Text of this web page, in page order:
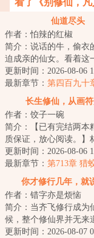
看了《别修仙，
仙道尽头
作者：怕辣的红椒
简介：说话的牛，偷衣
迫成亲的仙女。看着这
刚穿越过来的江满感觉
悉。...
更新时间：2026-08-06
最新章节： 第四百九十
州之主的召唤
长生修仙，从画
作者：饺子一碗
简介：【已有完结两本
质保证，放心阅读。】
越仙侠世界，成为一名
的散修。苦修二...
更新时间：2026-08-06
最新章节： 第713章 猎
恐遁逃【求月票】
你才修行几年，就
作者：错字亦是烦恼
简介：当齐飞修行成为
候，整个修仙界并无来
的。“师父，师父，你
更新时间：2026-08-07